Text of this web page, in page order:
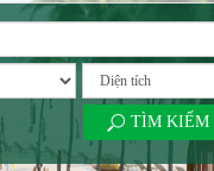
TÌM KIẾM